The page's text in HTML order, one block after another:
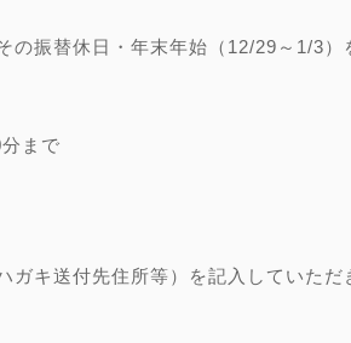
の振替休日・年末年始（12/29～1/3）
まで
ガキ送付先住所等）を記入していただ